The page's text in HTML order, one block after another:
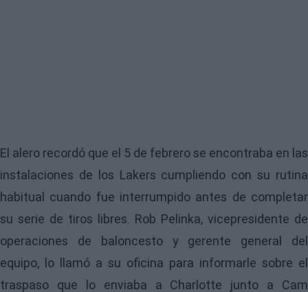
El alero recordó que el 5 de febrero se encontraba en las
instalaciones de los Lakers cumpliendo con su rutina
habitual cuando fue interrumpido antes de completar
su serie de tiros libres. Rob Pelinka, vicepresidente de
operaciones de baloncesto y gerente general del
equipo, lo llamó a su oficina para informarle sobre el
traspaso que lo enviaba a Charlotte junto a Cam